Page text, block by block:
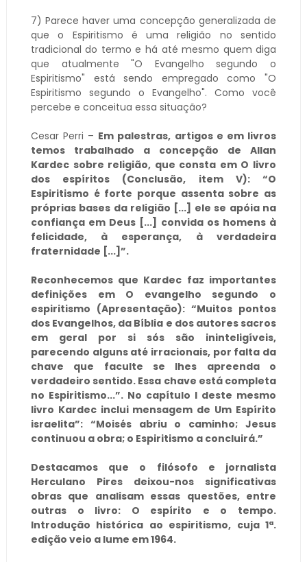
7) Parece haver uma concepção generalizada de
que o Espiritismo é uma religião no sentido
tradicional do termo e há até mesmo quem diga
que atualmente "O Evangelho segundo o
Espiritismo" está sendo empregado como "O
Espiritismo segundo o Evangelho". Como você
percebe e conceitua essa situação?
Cesar Perri – Em palestras, artigos e em livros
temos trabalhado a concepção de Allan
Kardec sobre religião, que consta em O livro
dos espíritos (Conclusão, item V): “O
Espiritismo é forte porque assenta sobre as
próprias bases da religião [...] ele se apóia na
confiança em Deus [...] convida os homens à
felicidade, à esperança, à verdadeira
fraternidade [...]”.
Reconhecemos que Kardec faz importantes
definições em O evangelho segundo o
espiritismo (Apresentação): “Muitos pontos
dos Evangelhos, da Bíblia e dos autores sacros
em geral por si sós são ininteligíveis,
parecendo alguns até irracionais, por falta da
chave que faculte se lhes apreenda o
verdadeiro sentido. Essa chave está completa
no Espiritismo...”. No capítulo I deste mesmo
livro Kardec inclui mensagem de Um Espírito
israelita”: “Moisés abriu o caminho; Jesus
continuou a obra; o Espiritismo a concluirá.”
Destacamos que o filósofo e jornalista
Herculano Pires deixou-nos significativas
obras que analisam essas questões, entre
outras o livro: O espírito e o tempo.
Introdução histórica ao espiritismo, cuja 1ª.
edição veio a lume em 1964.